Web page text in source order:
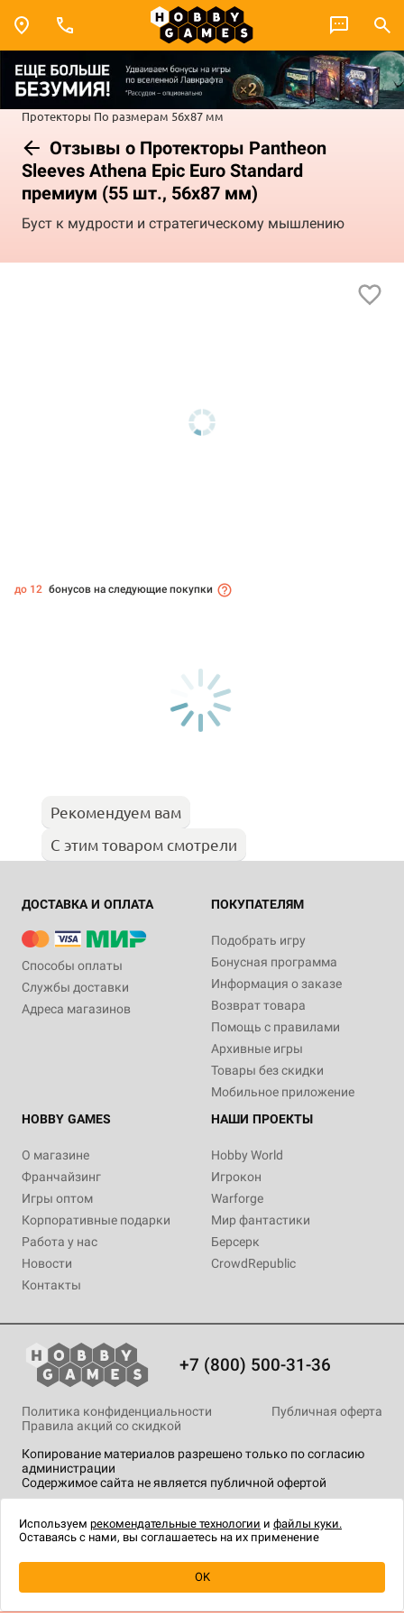
Протекторы По размерам 56x87 мм
Отзывы о Протекторы Pantheon
Sleeves Athena Epic Euro Standard
премиум (55 шт., 56x87 мм)
Буст к мудрости и стратегическому мышлению
Уведомить о наличии
до 12 бонусов на следующие покупки
Рекомендуем вам
С этим товаром смотрели
ДОСТАВКА И ОПЛАТА
Способы оплаты
Службы доставки
Адреса магазинов
ПОКУПАТЕЛЯМ
Подобрать игру
Бонусная программа
Информация о заказе
Возврат товара
Помощь с правилами
Архивные игры
Товары без скидки
Мобильное приложение
HOBBY GAMES
О магазине
Франчайзинг
Игры оптом
Корпоративные подарки
Работа у нас
Новости
Контакты
НАШИ ПРОЕКТЫ
Hobby World
Игрокон
Warforge
Мир фантастики
Берсерк
CrowdRepublic
+7 (800) 500-31-36
Копирование материалов разрешено только по согласию
администрации
Содержимое сайта не является публичной офертой
Политика конфиденциальности
Публичная оферта
Правила акций со скидкой
технологии.
Используем рекомендательные технологии и файлы куки.
Оставаясь с нами, вы соглашаетесь на их применение
OK